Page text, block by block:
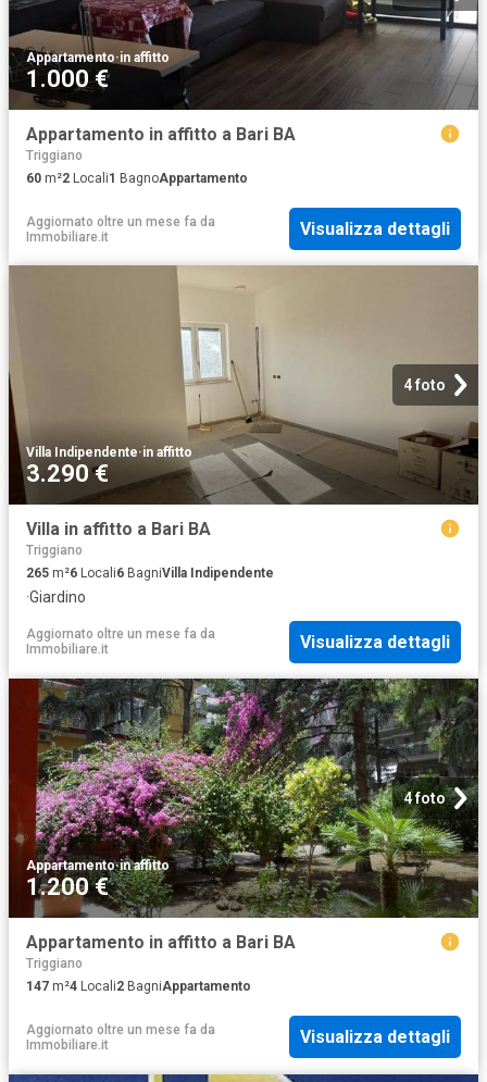
Appartamento·in affitto
1.000 €
Appartamento in affitto a Bari BA
Triggiano
60 m²2 Locali1 BagnoAppartamento
Aggiornato oltre un mese fa da
Immobiliare.it
Visualizza dettagli
4 foto
Villa Indipendente·in affitto
3.290 €
Villa in affitto a Bari BA
Triggiano
265 m²6 Locali6 BagniVilla Indipendente
·Giardino
Aggiornato oltre un mese fa da
Immobiliare.it
Visualizza dettagli
4 foto
Appartamento·in affitto
1.200 €
Appartamento in affitto a Bari BA
Triggiano
147 m²4 Locali2 BagniAppartamento
Aggiornato oltre un mese fa da
Immobiliare.it
Visualizza dettagli